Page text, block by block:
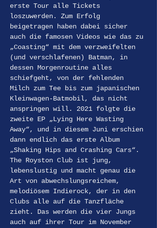
erste Tour alle Tickets
loszuwerden. Zum Erfolg
beigetragen haben dabei sicher
auch die famosen Videos wie das zu
„Coasting“ mit dem verzweifelten
(und verschlafenen) Batman, in
dessen Morgenroutine alles
schiefgeht, von der fehlenden
Milch zum Tee bis zum japanischen
Kleinwagen-Batmobil, das nicht
anspringen will. 2021 folgte die
zweite EP „Lying Here Wasting
Away“, und in diesem Juni erschien
dann endlich das erste Album
„Shaking Hips and Crashing Cars“.
The Royston Club ist jung,
lebenslustig und macht genau die
Art von abwechslungsreichem,
melodiösem Indierock, der in den
Clubs alle auf die Tanzfläche
zieht. Das werden die vier Jungs
auch auf ihrer Tour im November